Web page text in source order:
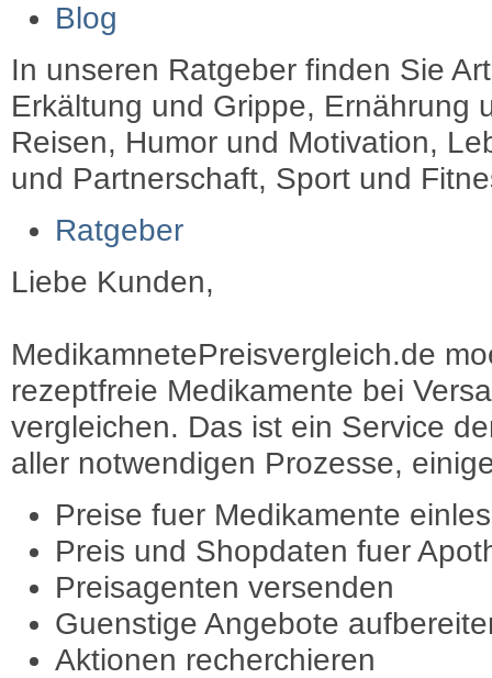
Blog
In unseren Ratgeber finden Sie
Erkältung und Grippe, Ernährung
Reisen, Humor und Motivation,
und Partnerschaft, Sport und
Ratgeber
Liebe Kunden,
MedikamnetePreisvergleich.de
rezeptfreie Medikamente bei
vergleichen. Das ist ein Service
aller notwendigen Prozesse,
Preise fuer Medikamente
Preis und Shopdaten fuer
Preisagenten versenden
Guenstige Angebote
Aktionen recherchieren